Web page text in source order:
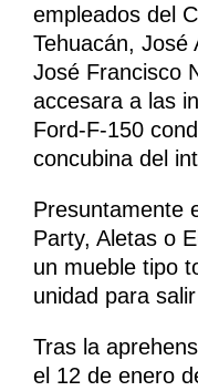
empleados del
Tehuacán, José
José Francisco
accesara a las
Ford-F-150
concubina del
Presuntamente
Party, Aletas o
un mueble tipo
unidad para
Tras la
el 12 de enero